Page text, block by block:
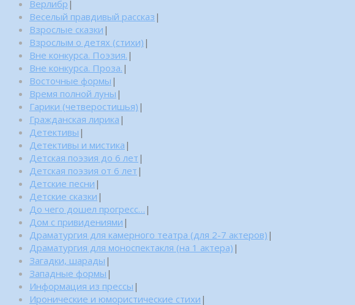
Верлибр |
Веселый правдивый рассказ |
Взрослые сказки |
Взрослым о детях (стихи) |
Вне конкурса. Поэзия. |
Вне конкурса. Проза. |
Восточные формы |
Время полной луны |
Гарики (четверостишья) |
Гражданская лирика |
Детективы |
Детективы и мистика |
Детская поэзия до 6 лет |
Детская поэзия от 6 лет |
Детские песни |
Детские сказки |
До чего дошел прогресс… |
Дом с привидениями |
Драматургия для камерного театра (для 2-7 актеров) |
Драматургия для моноспектакля (на 1 актера) |
Загадки, шарады |
Западные формы |
Информация из прессы |
Иронические и юмористические стихи |